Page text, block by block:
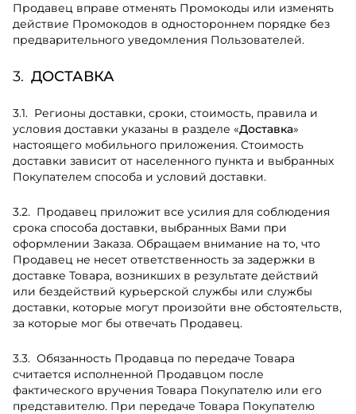
Продавец вправе отменять Промокоды или изменять
действие Промокодов в одностороннем порядке без
предварительного уведомления Пользователей.
ДОСТАВКА
Регионы доставки, сроки, стоимость, правила и
условия доставки указаны в разделе «Доставка»
настоящего мобильного приложения. Стоимость
доставки зависит от населенного пункта и выбранных
Покупателем способа и условий доставки.
Продавец приложит все усилия для соблюдения
срока способа доставки, выбранных Вами при
оформлении Заказа. Обращаем внимание на то, что
Продавец не несет ответственность за задержки в
доставке Товара, возникших в результате действий
или бездействий курьерской службы или службы
доставки, которые могут произойти вне обстоятельств,
за которые мог бы отвечать Продавец.
Обязанность Продавца по передаче Товара
считается исполненной Продавцом после
фактического вручения Товара Покупателю или его
представителю. При передаче Товара Покупателю